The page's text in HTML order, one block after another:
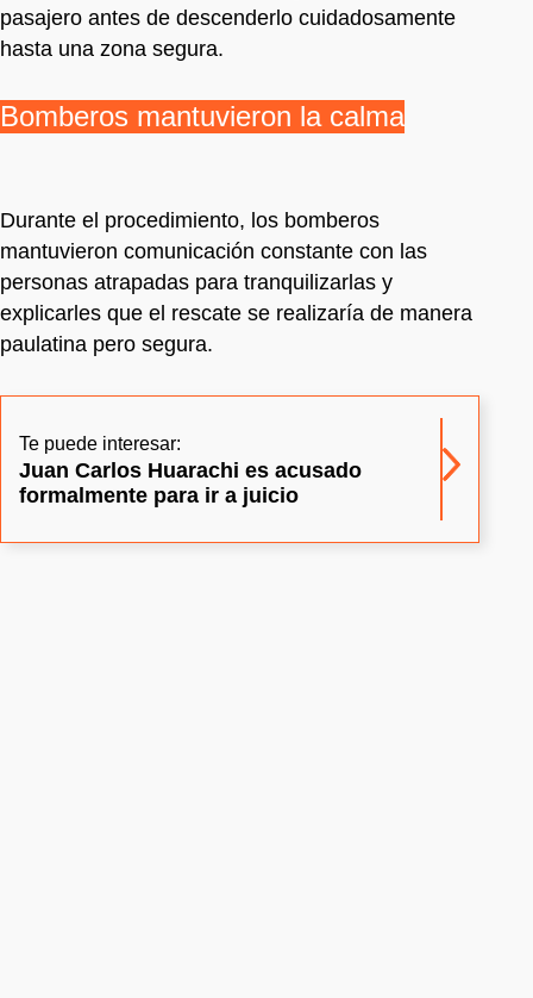
pasajero antes de descenderlo cuidadosamente
hasta una zona segura.
Bomberos mantuvieron la calma
Durante el procedimiento, los bomberos
mantuvieron comunicación constante con las
personas atrapadas para tranquilizarlas y
explicarles que el rescate se realizaría de manera
paulatina pero segura.
Te puede interesar:
Juan Carlos Huarachi es acusado
formalmente para ir a juicio